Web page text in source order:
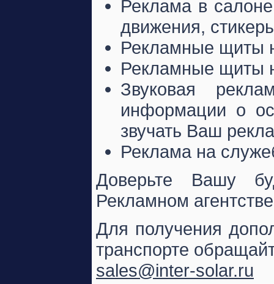
Реклама в
движения,
Рекламные щиты
Рекламные щиты
Звуковая
информации о
звучать Ваш
Реклама на
Доверьте Вашу
Рекламном
Для получения
транспорте
sales@inter-solar.ru